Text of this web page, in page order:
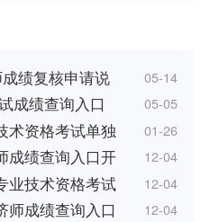
绩复核申请说 05-14
成绩查询入口 05-05
术资格考试单独 01-26
成绩查询入口开 12-04
业技术资格考试 12-04
师成绩查询入口 12-04